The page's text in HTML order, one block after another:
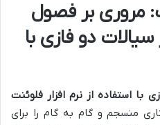
مروری بر فصول
دو فازی با
با استفاده از نرم افزار فلوئنت
منسجم و گام به گام را برای